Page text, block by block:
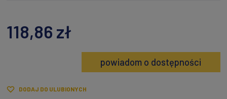
118,86 zł
powiadom o dostępności
DODAJ DO ULUBIONYCH